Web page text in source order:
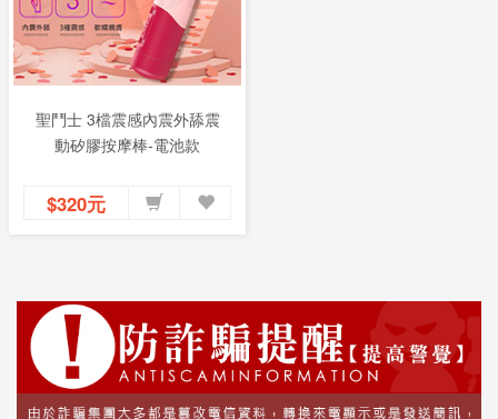
聖鬥士 3檔震感內震外舔震
動矽膠按摩棒-電池款
$320元